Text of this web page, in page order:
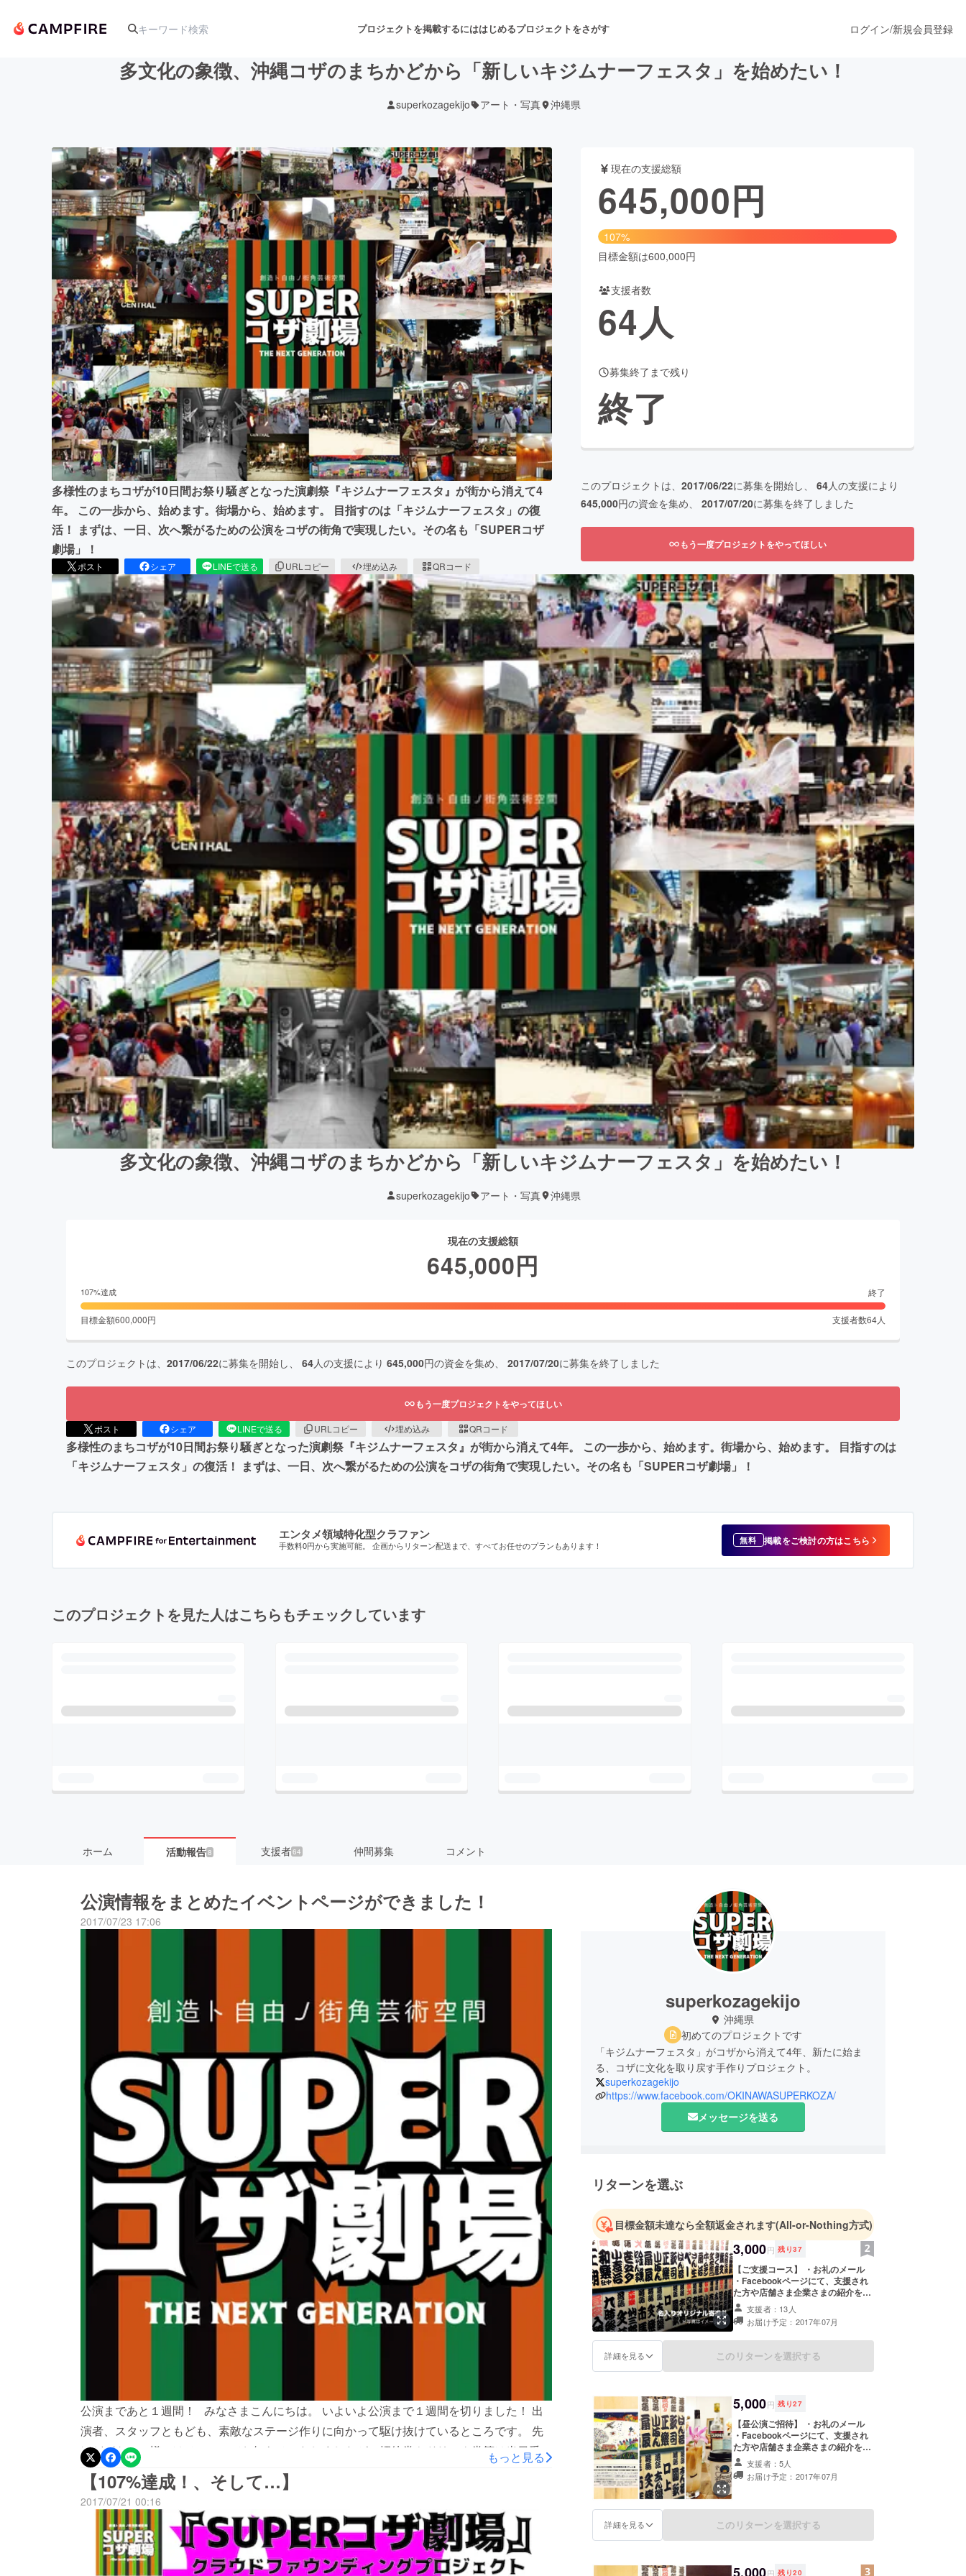
プロジェクトを掲載するにははじめるプロジェクトをさがす
アート・写真 音楽 舞台・パフォーマンス
テクノロジー・ガジェット ゲーム・サービス開発 フード・飲食店 ファッション
映像・映画 書籍・雑誌出版 アニメ・漫画
ビジネス・起業 チャレンジ ビューティー・ヘルスケア
まちづくり・地域活性化
CAMPFIRE for Social GoodCAMPFIRE Creation
CAMPFIREふるさと納税machi-yaコミュニティ
ログイン/新規会員登録
多文化の象徴、沖縄コザのまちかどから「新しいキジムナーフェスタ」を始めたい！
superkozagekijo アート・写真 沖縄県
多様性のまちコザが10日間お祭り騒ぎとなった演劇祭『キジムナーフェスタ』が街から消えて4
年。 この一歩から、始めます。街場から、始めます。 目指すのは「キジムナーフェスタ」の復
活！ まずは、一日、次へ繋がるための公演をコザの街角で実現したい。その名も「SUPERコザ
劇場」！
ポスト シェア LINEで送る URLコピー 埋め込み QRコード
現在の支援総額
645,000円
107%
目標金額は600,000円
支援者数
64人
募集終了まで残り
終了
このプロジェクトは、 2017/06/22に募集を開始し、 64人の支援により
645,000円の資金を集め、 2017/07/20に募集を終了しました
もう一度プロジェクトをやってほしい
多文化の象徴、沖縄コザのまちかどから「新しいキジムナーフェスタ」を始めたい！
superkozagekijo アート・写真 沖縄県
現在の支援総額
645,000円
107%達成 終了
目標金額600,000円 支援者数64人
このプロジェクトは、 2017/06/22に募集を開始し、 64人の支援により 645,000円の資金を集め、 2017/07/20に募集を終了しました
もう一度プロジェクトをやってほしい
ポスト シェア LINEで送る URLコピー 埋め込み QRコード
多様性のまちコザが10日間お祭り騒ぎとなった演劇祭『キジムナーフェスタ』が街から消えて4年。 この一歩から、始めます。街場から、始めます。 目指すのは
「キジムナーフェスタ」の復活！ まずは、一日、次へ繋がるための公演をコザの街角で実現したい。その名も「SUPERコザ劇場」！
エンタメ領域特化型クラファン
手数料0円から実施可能。 企画からリターン配送まで、すべてお任せのプランもあります！ 無料 掲載をご検討の方はこちら
このプロジェクトを見た人はこちらもチェックしています
ホーム 活動報告8 支援者64 仲間募集 コメント
公演情報をまとめたイベントページができました！
2017/07/23 17:06
公演まであと１週間！ みなさまこんにちは。 いよいよ公演まで１週間を切りました！ 出
演者、スタッフともども、素敵なステージ作りに向かって駆け抜けているところです。 先
ほどパトロン様にはメールにてお知らせいたしましたが、招待券やドリンク券等は当日受付
にてお渡しいたします。事前のアナウンスが出来ておらず、申し訳ありませんでした。 29
日本公演情報をまとめたFBイベントページができましたのでお知らせします。 よろしくご
覧下さい！ 当日、みなさまとお会いできることを楽しみにしております。 遠くからご支援
の方、後ほど公演の様子をレポートいたしますので、お楽しみにしていただければと思いま
す！ 「SUPERコザ劇場イベントページ」↓
https://www.facebook.com/events/347433002353175/ ＜＜＜公演概要＞＞＞ ※昼・夜 入替制
もっと見る
【107%達成！、そして…】
2017/07/21 00:16
superkozagekijo
沖縄県
初めてのプロジェクトです
「キジムナーフェスタ」がコザから消えて4年、新たに始ま
る、コザに文化を取り戻す手作りプロジェクト。
superkozagekijo
https://www.facebook.com/OKINAWASUPERKOZA/
メッセージを送る
リターンを選ぶ
目標金額未達なら全額返金されます(All-or-Nothing方式)
3,000円 残り37
【ご支援コース】 ・お礼のメール
・Facebookページにて、支援され
た方や店舗さま企業さまの紹介をさ
せて頂きます！ ・オリジナル寄進札
（小）にお名前を入れ、公演当日会
場にて掲示いたします！
支援者：13人
お届け予定：2017年07月
詳細を見る このリターンを選択する
5,000円 残り27
【昼公演ご招待】 ・お礼のメール
・Facebookページにて、支援され
た方や店舗さま企業さまの紹介をさ
せて頂きます！ ・オリジナル寄進札
（中）にお名前を入れ、公演当日会
場にて掲示いたします！ ・昼公演
支援者：5人
お届け予定：2017年07月
詳細を見る このリターンを選択する
5,000円 残り20